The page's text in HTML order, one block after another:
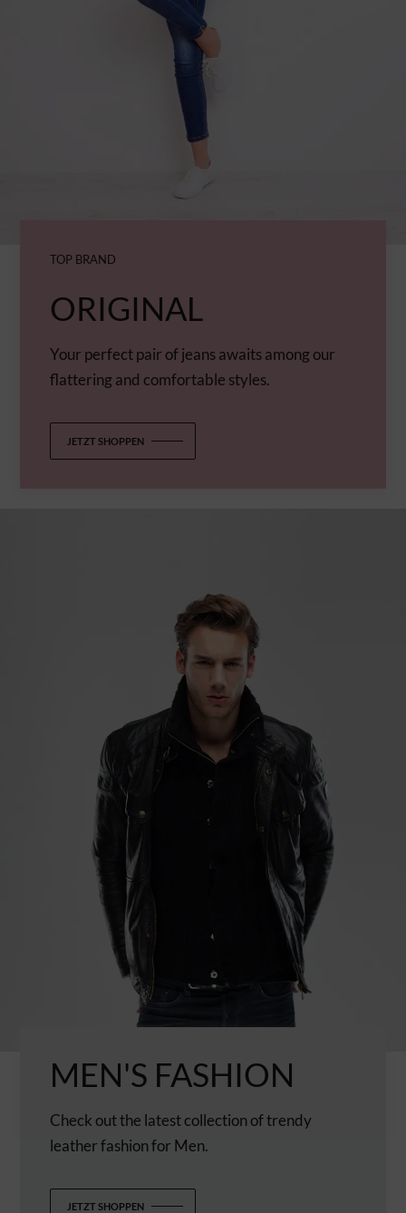
TOP BRAND
ORIGINAL
Your perfect pair of jeans awaits among our
flattering and comfortable styles.
JETZT SHOPPEN
MEN'S FASHION
Check out the latest collection of trendy
leather fashion for Men.
JETZT SHOPPEN